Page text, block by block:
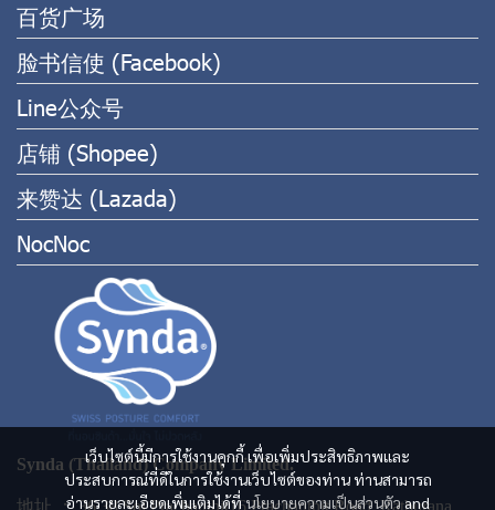
เว็บไซต์นี้มีการใช้งานคุกกี้ เพื่อเพิ่มประสิทธิภาพและ
ประสบการณ์ที่ดีในการใช้งานเว็บไซต์ของท่าน ท่านสามารถ
อ่านรายละเอียดเพิ่มเติมได้ที่นโยบายความเป็นส่วนตัว and
百货广场
脸书信使 (Facebook)
Line公众号
店铺 (Shopee)
来赞达 (Lazada)
NocNoc
Synda (Thailand) Company Limited.
地址 ： 36,38 Soi Prachauthit16 Prachauthit Road. Ratburana